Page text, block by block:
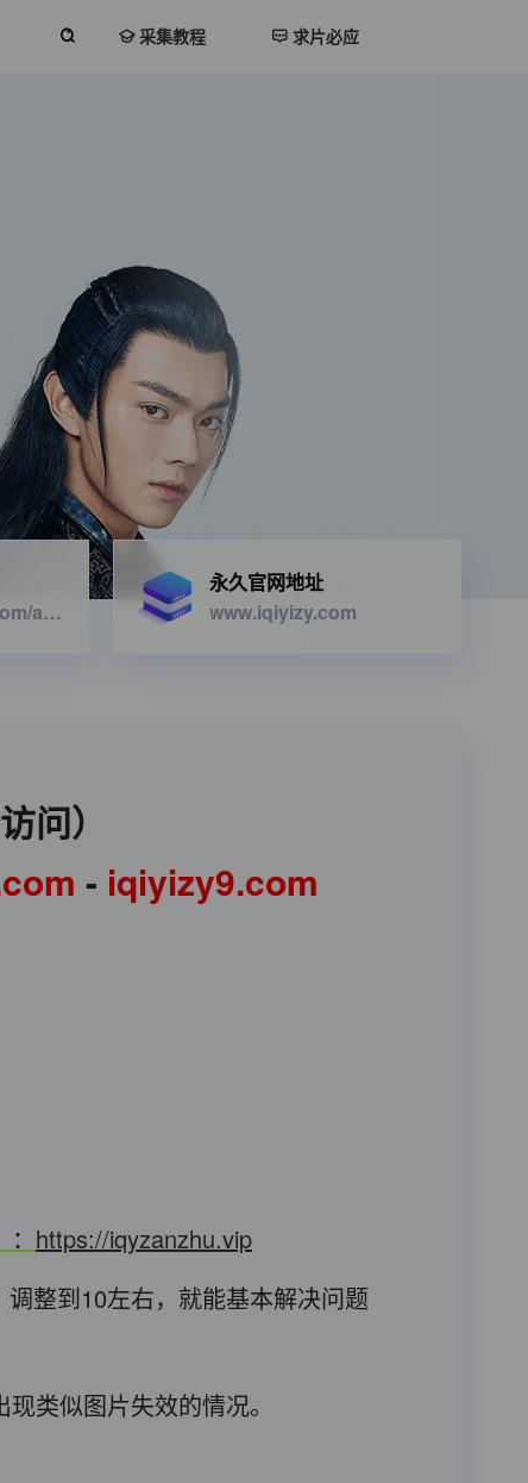
采集教程 求片必应
https://iqiyizyapi.com/api.php/provide/vod/from/snm3u8/at/xml
永久官网地址
www.iqiyizy.com
问）
- iqiyizy9.com
https://iqyzanzhu.vip
整到10左右，就能基本解决问题
类似图片失效的情况。